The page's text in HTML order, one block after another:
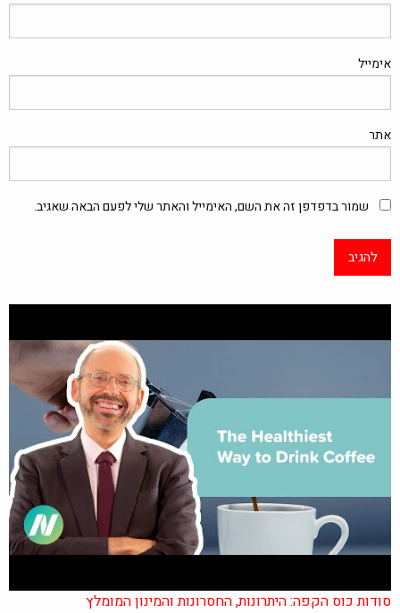
אימייל
אתר
שמור בדפדפן זה את השם, האימייל והאתר שלי לפעם הבאה שאגיב.
סודות כוס הקפה: היתרונות, החסרונות והמינון המומלץ